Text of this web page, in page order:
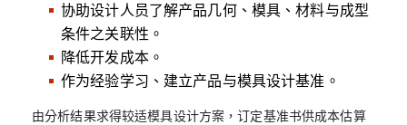
协助设计人员了解产品几何、模具、材料与成型
条件之关联性。
降低开发成本。
作为经验学习、建立产品与模具设计基准。
由分析结果求得较适模具设计方案，订定基准书供成本估算